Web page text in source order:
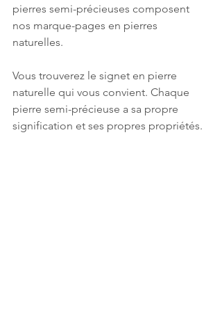
pierres semi-précieuses composent
nos marque-pages en pierres
naturelles.
Vous trouverez le signet en pierre
naturelle qui vous convient. Chaque
pierre semi-précieuse a sa propre
signification et ses propres propriétés.